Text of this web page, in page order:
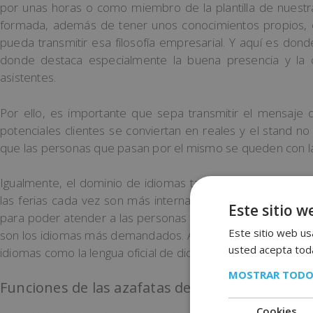
por unas horas o como miembro de la plantilla de
formada, además de tener unos conocimientos
pueda transmitir esa filosofía empresarial. Y aquí es
donde destaca especialmente la buena presencia y
asistentes.
Por ello, es importante que sepa transmitir el mensaje
potenciales clientes se conviertan en reales y el stand
que las personas que pasan por el mismo se queden con
Igualmente, el dominio de idiomas también se convierte
las ferias cada vez son más internacionales. Por ello es
para poder atender a las personas de todo el mundo. El
son los idiomas más demandados. Aun así, dependiendo
idiomas como la lengua oficial de dicho país e incluso
Funciones de las azafatas de eventos
Este sitio
Este sitio web
usted acepta
MOSTRAR